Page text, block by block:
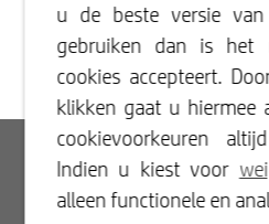
u de beste versie
gebruiken dan is
cookies accepteert.
klikken gaat u hiermee
cookievoorkeuren
Indien u kiest voor
alleen functionele en